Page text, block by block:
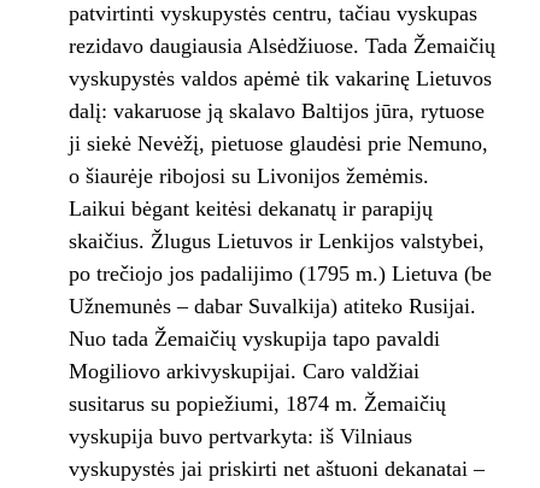
patvirtinti vyskupystės centru, tačiau vyskupas
rezidavo daugiausia Alsėdžiuose. Tada Žemaičių
vyskupystės valdos apėmė tik vakarinę Lietuvos
dalį: vakaruose ją skalavo Baltijos jūra, rytuose
ji siekė Nevėžį, pietuose glaudėsi prie Nemuno,
o šiaurėje ribojosi su Livonijos žemėmis.
Laikui bėgant keitėsi dekanatų ir parapijų
skaičius. Žlugus Lietuvos ir Lenkijos valstybei,
po trečiojo jos padalijimo (1795 m.) Lietuva (be
Užnemunės – dabar Suvalkija) atiteko Rusijai.
Nuo tada Žemaičių vyskupija tapo pavaldi
Mogiliovo arkivyskupijai. Caro valdžiai
susitarus su popiežiumi, 1874 m. Žemaičių
vyskupija buvo pertvarkyta: iš Vilniaus
vyskupystės jai priskirti net aštuoni dekanatai –